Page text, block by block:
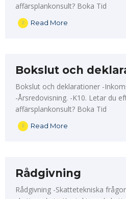
affärsplankonsult? Boka Tid
Read More
Bokslut och
Bokslut och deklarationer -
-Årsredovisning. -K10. Letar du
affärsplankonsult? Boka Tid
Read More
Rådgivning
Rådgivning -Skattetekniska